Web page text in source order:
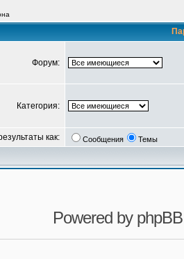
Форум:
Категория:
как: Сообщения Темы
Powered by phpBB